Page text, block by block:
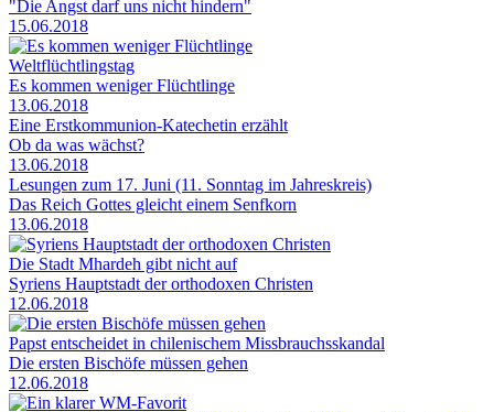
"Die Angst darf uns nicht hindern"
15.06.2018
Weltflüchtlingstag
Es kommen weniger Flüchtlinge
13.06.2018
Eine Erstkommunion-Katechetin erzählt
Ob da was wächst?
13.06.2018
Lesungen zum 17. Juni (11. Sonntag im Jahreskreis)
Das Reich Gottes gleicht einem Senfkorn
13.06.2018
Die Stadt Mhardeh gibt nicht auf
Syriens Hauptstadt der orthodoxen Christen
12.06.2018
Papst entscheidet in chilenischem Missbrauchsskandal
Die ersten Bischöfe müssen gehen
12.06.2018